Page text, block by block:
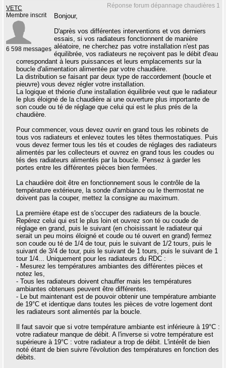
Réponse forum dépannage chaudières 1
VETC
Membre inscrit
6 598 messages
Bonjour,
D'après vos différentes interventions et vos derniers
essais, si vos radiateurs fonctionnent de manière
aléatoire, ne cherchez pas votre installation n'est pas
équilibrée, vos radiateurs ne reçoivent pas le débit d'eau
correspondant à leurs puissances et leurs emplacements sur la
boucle d'alimentation alimentée par votre chaudière.
La distribution se faisant par deux type de raccordement (boucle et
pieuvre) vous devez régler votre installation.
La logique et théorie d'une installation équilibrée veut que le radiateur
le plus éloigné de la chaudière ai une ouverture plus importante de
son coude ou té de réglage que celui qui est le plus prés de la
chaudière.
Pour commencer, vous devez ouvrir en grand tous les robinets de
tous vos radiateurs et enlevez toutes les têtes thermostatiques. Puis
vous devez fermer tous les tés et coudes de réglages des radiateurs
alimentés par les collecteurs et ouvrez en grand tous les coudes ou
tés des radiateurs alimentés par la boucle. Pensez à garder les
portes entre les différentes pièces bien fermées.
La chaudière doit être en fonctionnement sous le contrôle de la
température extérieure, la sonde d'ambiance ou le thermostat ne
doivent pas la couper, mettez la consigne au maximum.
La première étape est de s'occuper des radiateurs de la boucle.
Repérez celui qui est le plus loin et ouvrez son té ou coude de
réglage en grand, puis le suivant (en choisissant le radiateur qui
serait un peu moins éloigné et coude ou té ouvert en grand) fermez
son coude ou té de 1/4 de tour, puis le suivant de 1/2 tours, puis le
suivant de 3/4 de tour, puis le suivant de 1 tours, puis le suivant de 1
tour 1/4... Uniquement pour les radiateurs du RDC :
- Mesurez les températures ambiantes des différentes pièces et
notez les,
- Tous les radiateurs doivent chauffer mais les températures
ambiantes obtenues peuvent être différentes.
- Le but maintenant est de pouvoir obtenir une température ambiante
de 19°C et identique dans toutes les pièces de votre logement dont
les radiateurs sont alimentés par la boucle.
Il faut savoir que si votre température ambiante est inférieure à 19°C :
votre radiateur manque de débit. A l'inverse si votre température est
supérieure à 19°C : votre radiateur a trop de débit. L'intérêt de bien
noté étant de bien suivre l'évolution des températures en fonction des
débits.